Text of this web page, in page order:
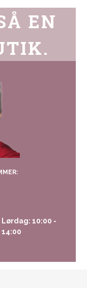
EN
Lørdag: 10:00 -
14:00